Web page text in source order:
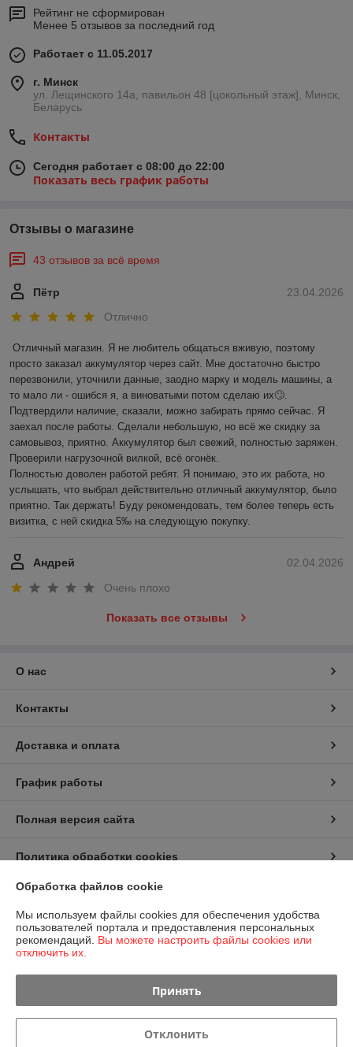
Рейтинг не сформирован
Менее 5 отзывов за последний год
Работает с 11.05.2017
г. Минск
ул. Лещинского 14а, павильон 48 [цокольный этаж], Минск,
Беларусь
Контакты
Сегодня работает с 08:00 до 22:00
Показать весь график работы
Отзывы о магазине
43 отзывов за всё время
23.04.2026
Пётр
Отлично
Отличный магазин. Я не любитель общаться вживую, поэтому
просто заказал аккумулятор через сайт. Мне достаточно быстро
перезвонили, уточнили данные, заодно марку и модель машины, а
то мало ли - ошибся я, а виноватыми потом сделаю их🙄.
Подтвердили наличие, сказали, можно забирать прямо сейчас. Я
заехал после работы. Сделали небольшую, но всё же скидку за
самовывоз, приятно. Аккумулятор был свежий, полностью заряжен.
Проверили нагрузочной вилкой, всё огонёк.
Полностью доволен работой ребят. Я понимаю, это их работа, но
услышать, что выбрал действительно отличный аккумулятор, было
приятно. Так держать! Буду рекомендовать, тем более теперь есть
визитка, с ней скидка 5‰ на следующую покупку.
02.04.2026
Андрей
Очень плохо
Показать все отзывы
О нас
Контакты
Доставка и оплата
График работы
Полная версия сайта
Политика обработки cookies
Сайт создан на платформе Deal.by
Информация для покупателя
Юридическое лицо:
Обработка файлов cookie
Мы используем файлы cookies для обеспечения удобства
пользователей портала и предоставления персональных
рекомендаций. Вы можете настроить файлы cookies или
отключить их.
Принять
Отклонить